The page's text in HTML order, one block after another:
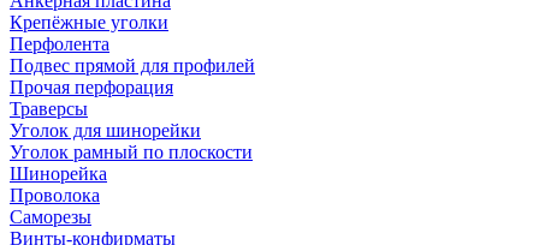
Крепёжные уголки
Перфолента
Подвес прямой для профилей
Прочая перфорация
Траверсы
Уголок для шинорейки
Уголок рамный по плоскости
Шинорейка
Проволока
Саморезы
Винты-конфирматы